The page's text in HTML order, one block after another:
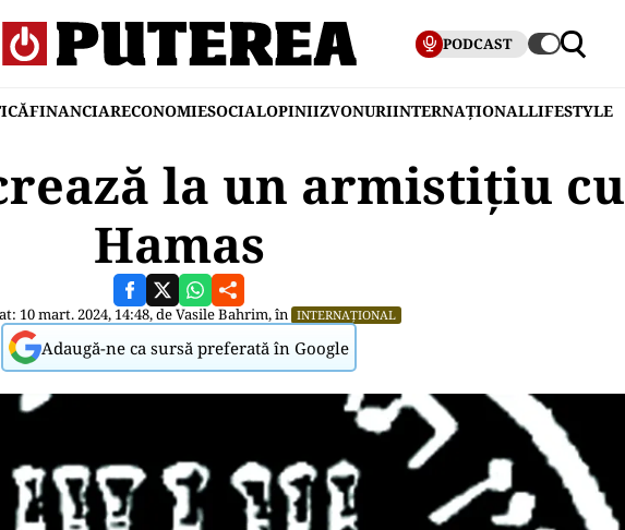
PODCAST
FINANCIARECONOMIESOCIALOPINIIZVONURIINTERNAȚIONALLIFESTYLE
la un armistițiu cu
Hamas
10 mart. 2024, 14:48, deVasile Bahrim, în INTERNAȚIONAL
Adaugă-ne ca sursă preferată în Google